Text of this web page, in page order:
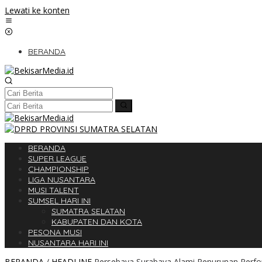
Lewati ke konten
BERANDA
BERANDA
SUPER LEAGUE
CHAMPIONSHIP
LIGA NUSANTARA
MUSI TALENT
SUMSEL HARI INI
SUMATRA SELATAN
KABUPATEN DAN KOTA
PESONA MUSI
NUSANTARA HARI INI